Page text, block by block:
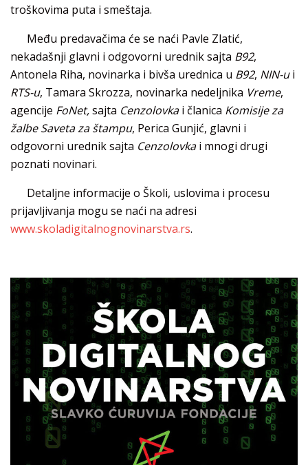
troškovima puta i smeštaja.
Među predavačima će se naći Pavle Zlatić,
nekadašnji glavni i odgovorni urednik sajta B92,
Antonela Riha, novinarka i bivša urednica u B92, NIN-ui
RTS-u, Tamara Skrozza, novinarka nedeljnika Vreme,
agencije FoNet,sajta Cenzolovkai članica Komisije za
žalbe Saveta za štampu, Perica Gunjić, glavni i
odgovorni urednik sajta Cenzolovkai mnogi drugi
poznati novinari.
Detaljne informacije o Školi, uslovima i procesu
prijavljivanja mogu se naći na adresi
www.skoladigitalnognovinarstva.rs.